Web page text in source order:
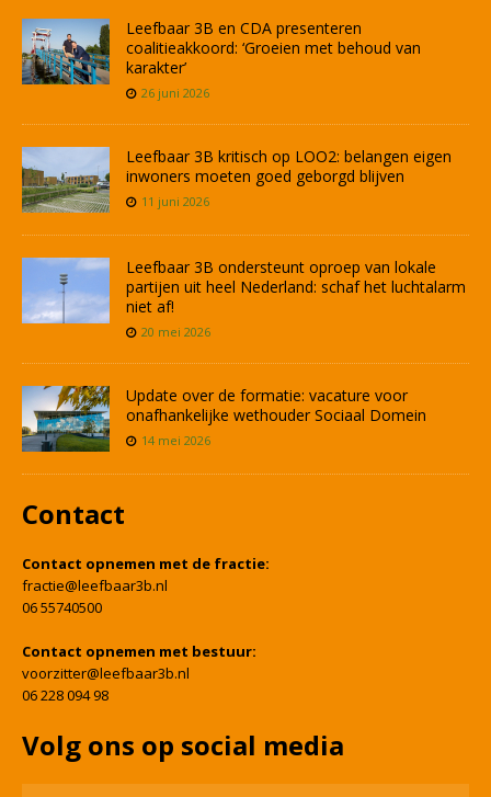
Leefbaar 3B en CDA presenteren
coalitieakkoord: ‘Groeien met behoud van
karakter’
26 juni 2026
Leefbaar 3B kritisch op LOO2: belangen eigen
inwoners moeten goed geborgd blijven
11 juni 2026
Leefbaar 3B ondersteunt oproep van lokale
partijen uit heel Nederland: schaf het luchtalarm
niet af!
20 mei 2026
Update over de formatie: vacature voor
onafhankelijke wethouder Sociaal Domein
14 mei 2026
Contact
Contact opnemen met de fractie:
fractie@leefbaar3b.nl
06 55740500
Contact opnemen met bestuur:
voorzitter@leefbaar3b.nl
06 228 094 98
Volg ons op social media